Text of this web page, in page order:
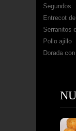
Segundos
Entrecot
Serranitos
Pollo ajillo
Dorada